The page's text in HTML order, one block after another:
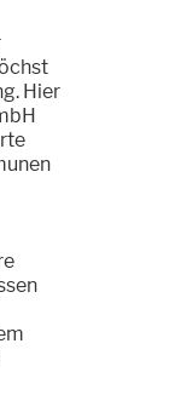
Hier